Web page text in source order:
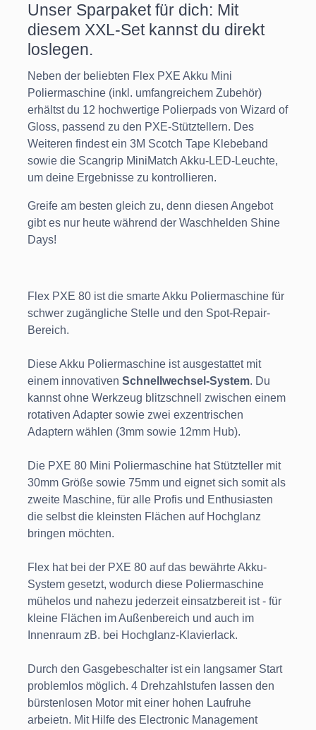
Unser Sparpaket für dich: Mit
diesem XXL-Set kannst du direkt
loslegen.
Neben der beliebten Flex PXE Akku Mini
Poliermaschine (inkl. umfangreichem Zubehör)
erhältst du 12 hochwertige Polierpads von Wizard of
Gloss, passend zu den PXE-Stütztellern. Des
Weiteren findest ein 3M Scotch Tape Klebeband
sowie die Scangrip MiniMatch Akku-LED-Leuchte,
um deine Ergebnisse zu kontrollieren.
Greife am besten gleich zu, denn diesen Angebot
gibt es nur heute während der Waschhelden Shine
Days!
Flex PXE 80 ist die smarte Akku Poliermaschine für
schwer zugängliche Stelle und den Spot-Repair-
Bereich.
Diese Akku Poliermaschine ist ausgestattet mit
einem innovativen Schnellwechsel-System. Du
kannst ohne Werkzeug blitzschnell zwischen einem
rotativen Adapter sowie zwei exzentrischen
Adaptern wählen (3mm sowie 12mm Hub).
Die PXE 80 Mini Poliermaschine hat Stützteller mit
30mm Größe sowie 75mm und eignet sich somit als
zweite Maschine, für alle Profis und Enthusiasten
die selbst die kleinsten Flächen auf Hochglanz
bringen möchten.
Flex hat bei der PXE 80 auf das bewährte Akku-
System gesetzt, wodurch diese Poliermaschine
mühelos und nahezu jederzeit einsatzbereit ist - für
kleine Flächen im Außenbereich und auch im
Innenraum zB. bei Hochglanz-Klavierlack.
Durch den Gasgebeschalter ist ein langsamer Start
problemlos möglich. 4 Drehzahlstufen lassen den
bürstenlosen Motor mit einer hohen Laufruhe
arbeietn. Mit Hilfe des Electronic Management